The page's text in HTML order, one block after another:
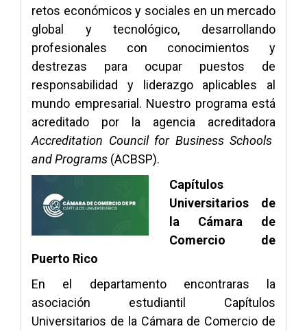
retos económicos y sociales en un mercado
global y tecnológico, desarrollando
profesionales con conocimientos y
destrezas para ocupar puestos de
responsabilidad y liderazgo aplicables al
mundo empresarial. Nuestro programa está
acreditado por la agencia acreditadora
Accreditation Council for Business Schools
and Programs (ACBSP).
Capítulos
Universitarios de
la Cámara de
Comercio de
Puerto Rico
En el departamento encontraras la
asociación estudiantil Capítulos
Universitarios de la Cámara de Comercio de